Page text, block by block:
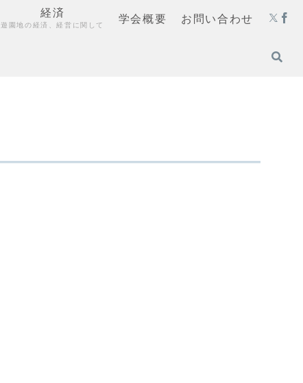
経済
遊園地の経済、経営に関して 学会概要 お問い合わせ